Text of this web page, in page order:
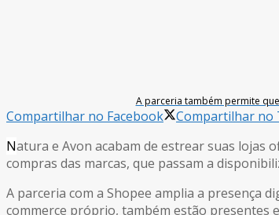
A parceria também permite
Compartilhar no Facebook Compartilhar no
Natura e Avon acabam de estrear suas lojas
compras das marcas, que passam a
A parceria com a Shopee amplia a presença
commerce próprio, também estão presentes